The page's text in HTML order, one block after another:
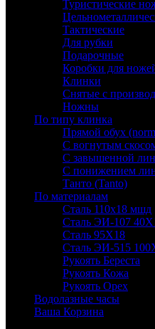
Туристические
Тактические
Для рубки
Подарочные
Коробки для
Клинки
Снятые с
Ножны
По типу клинка
Прямой обух
С вогнутым
С завышенной
С понижением
Танто (Tanto)
По материалам
Сталь 110х18 мшд
Сталь ЭИ-107
Сталь 95Х18
Сталь ЭИ-515
Рукоять Береста
Рукоять Кожа
Рукоять Орех
Водолазные часы
Ваша Корзина